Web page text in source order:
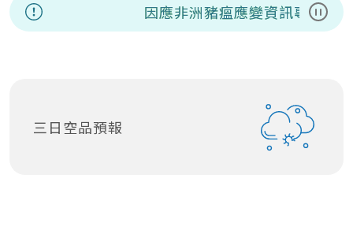
暫停
因應非洲豬瘟應變資訊專區
三日空品預報